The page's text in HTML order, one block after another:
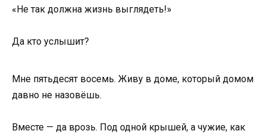
«Не так должна жизнь выглядеть!»
Да кто услышит?
Мне пятьдесят восемь. Живу в доме, который домом
давно не назовёшь.
Вместе — да врозь. Под одной крышей, а чужие, как